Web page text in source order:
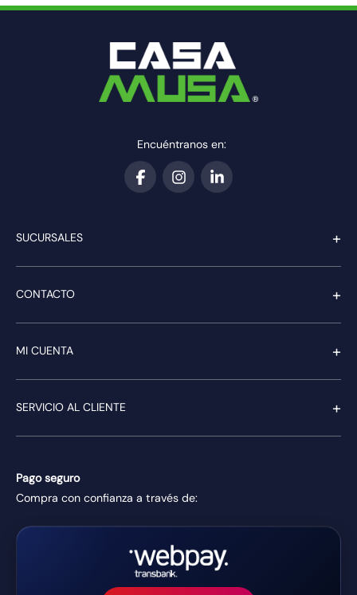
Encuéntranos en:
SUCURSALES +
CONTACTO +
MI CUENTA +
SERVICIO AL CLIENTE +
Pago seguro
Compra con confianza a través de: